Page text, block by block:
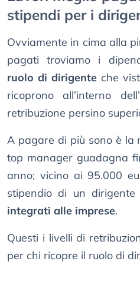
stipendi per i
Ovviamente in cima alla
pagati troviamo i
ruolo di dirigenteche
ricoprono all’interno
retribuzione persino
A pagare di più sono è la
top manager guadagna
anno; vicino ai 95.000
stipendio di un dirigente
integrati alle imprese.
Questi i livelli di
per chi ricopre il ruolo di